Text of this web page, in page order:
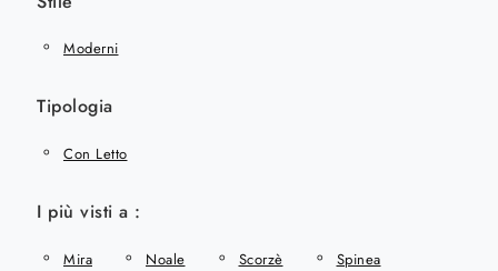
Moderni
Tipologia
Con Letto
I più visti a :
Mira Noale Scorzè Spinea